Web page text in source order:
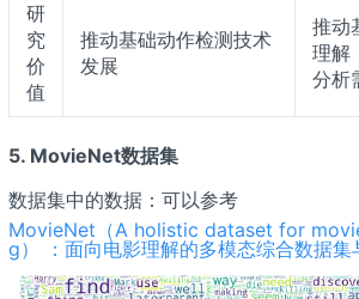
研
究
价
值
推动基础动作检测技术
发展
推动
理解
分析
5. MovieNet数据集
数据集中的数据：可以参考
MovieNet（A holistic dataset for
g） ：面向电影理解的多模态综合数据集